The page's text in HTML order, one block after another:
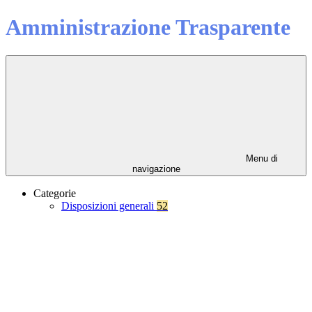
Amministrazione Trasparente
Menu di
navigazione
Categorie
Disposizioni generali 52